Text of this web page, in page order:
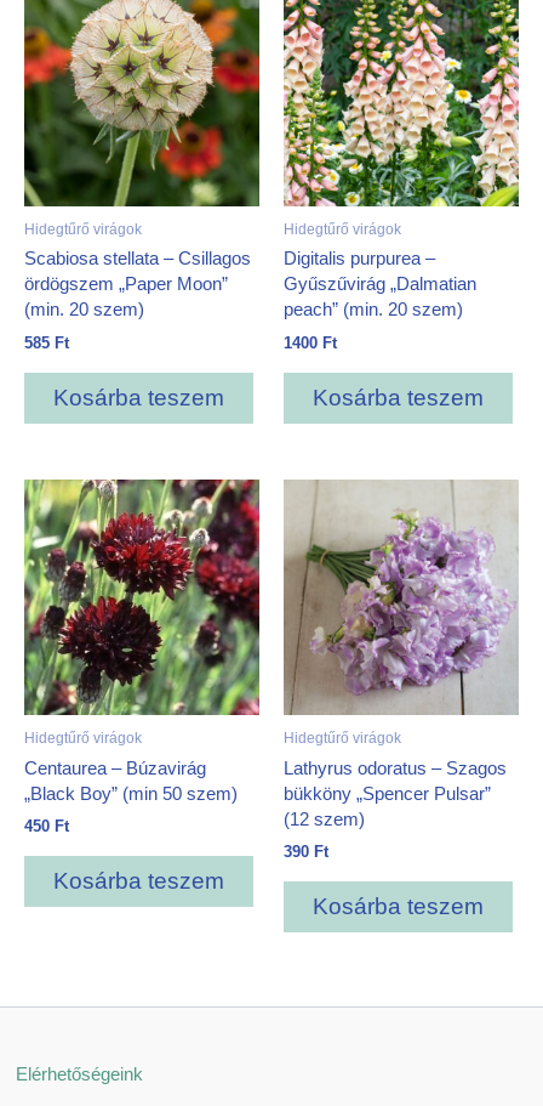
Hidegtűrő virágok
Scabiosa stellata – Csillagos
ördögszem „Paper Moon”
(min. 20 szem)
585 Ft
Kosárba teszem
Hidegtűrő virágok
Digitalis purpurea –
Gyűszűvirág „Dalmatian
peach” (min. 20 szem)
1400 Ft
Kosárba teszem
Hidegtűrő virágok
Centaurea – Búzavirág
„Black Boy” (min 50 szem)
450 Ft
Kosárba teszem
Hidegtűrő virágok
Lathyrus odoratus – Szagos
bükköny „Spencer Pulsar”
(12 szem)
390 Ft
Kosárba teszem
Elérhetőségeink